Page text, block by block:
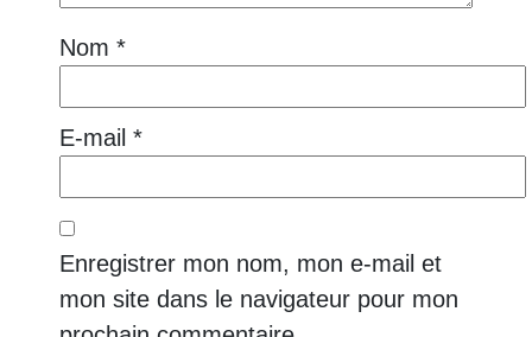
Nom *
E-mail *
Enregistrer mon nom, mon e-mail et
mon site dans le navigateur pour mon